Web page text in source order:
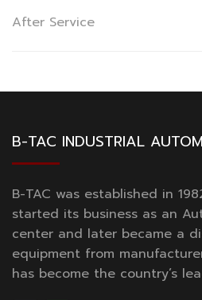
After Service
B-TAC INDUSTRIAL
B-TAC was established in
started its business as an
center and later became a
equipment from
has become the country’s